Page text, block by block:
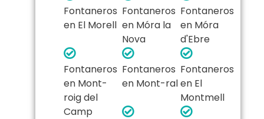
Fontaneros
en El Morell
Fontaneros
en Móra la
Nova
Fontaneros
en Móra
d'Ebre
Fontaneros
en Mont-
roig del
Camp
Fontaneros
en Mont-ral
Fontaneros
en El
Montmell